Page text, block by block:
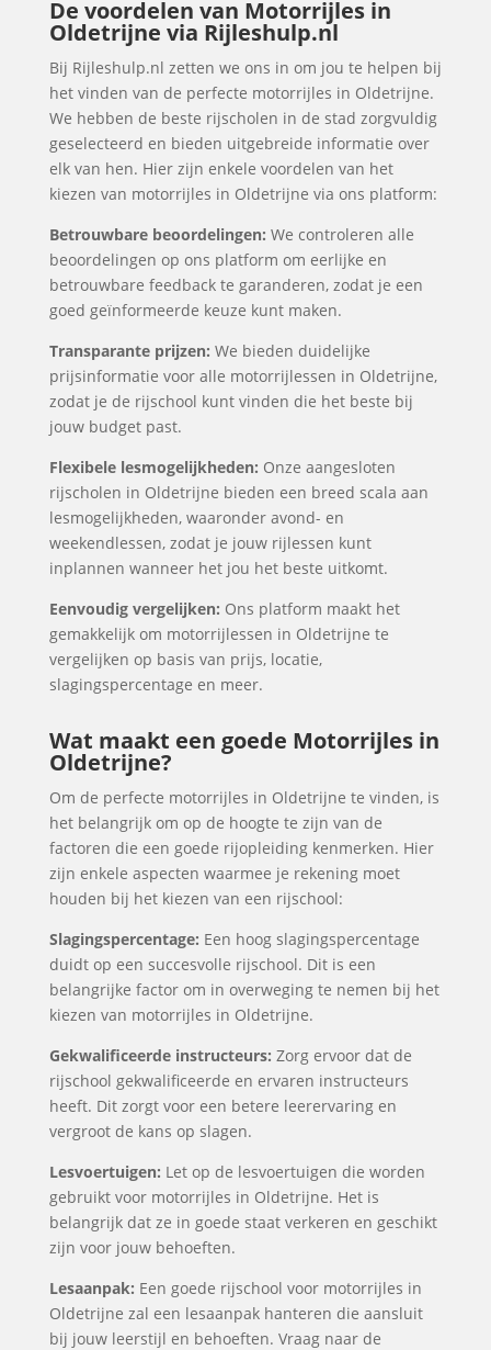
De voordelen van Motorrijles in
Oldetrijne via Rijleshulp.nl
Bij Rijleshulp.nl zetten we ons in om jou te helpen bij
het vinden van de perfecte motorrijles in Oldetrijne.
We hebben de beste rijscholen in de stad zorgvuldig
geselecteerd en bieden uitgebreide informatie over
elk van hen. Hier zijn enkele voordelen van het
kiezen van motorrijles in Oldetrijne via ons platform:
Betrouwbare beoordelingen: We controleren alle
beoordelingen op ons platform om eerlijke en
betrouwbare feedback te garanderen, zodat je een
goed geïnformeerde keuze kunt maken.
Transparante prijzen: We bieden duidelijke
prijsinformatie voor alle motorrijlessen in Oldetrijne,
zodat je de rijschool kunt vinden die het beste bij
jouw budget past.
Flexibele lesmogelijkheden: Onze aangesloten
rijscholen in Oldetrijne bieden een breed scala aan
lesmogelijkheden, waaronder avond- en
weekendlessen, zodat je jouw rijlessen kunt
inplannen wanneer het jou het beste uitkomt.
Eenvoudig vergelijken: Ons platform maakt het
gemakkelijk om motorrijlessen in Oldetrijne te
vergelijken op basis van prijs, locatie,
slagingspercentage en meer.
Wat maakt een goede Motorrijles in
Oldetrijne?
Om de perfecte motorrijles in Oldetrijne te vinden, is
het belangrijk om op de hoogte te zijn van de
factoren die een goede rijopleiding kenmerken. Hier
zijn enkele aspecten waarmee je rekening moet
houden bij het kiezen van een rijschool:
Slagingspercentage: Een hoog slagingspercentage
duidt op een succesvolle rijschool. Dit is een
belangrijke factor om in overweging te nemen bij het
kiezen van motorrijles in Oldetrijne.
Gekwalificeerde instructeurs: Zorg ervoor dat de
rijschool gekwalificeerde en ervaren instructeurs
heeft. Dit zorgt voor een betere leerervaring en
vergroot de kans op slagen.
Lesvoertuigen: Let op de lesvoertuigen die worden
gebruikt voor motorrijles in Oldetrijne. Het is
belangrijk dat ze in goede staat verkeren en geschikt
zijn voor jouw behoeften.
Lesaanpak: Een goede rijschool voor motorrijles in
Oldetrijne zal een lesaanpak hanteren die aansluit
bij jouw leerstijl en behoeften. Vraag naar de